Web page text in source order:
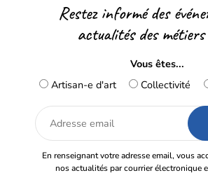
Restez informé des
actualités des
Vous êtes...
Artisan-e d'art
Collectivité
Adresse
email
En renseignant votre adresse email, vous
nos actualités par courrier électronique